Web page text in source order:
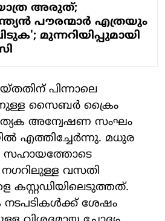
അരുത്;
പൗരന്മാര്‍ എത്രയും
മുന്നറിയിപ്പുമായി
പിന്നാലെ
സൈബർ ക്രൈം
അന്വേഷണ സംഘം
എത്തിച്ചേർന്നു. മധുര
സഹായത്തോടെ
നഗറിലുള്ള വസതി
നടപടികൾക്ക് ശേഷം